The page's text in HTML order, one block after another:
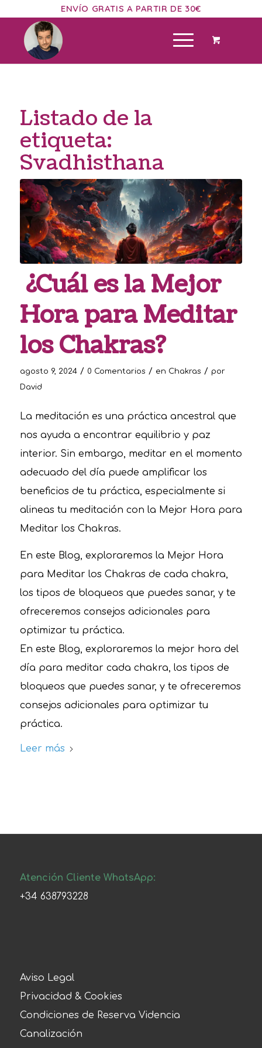
ENVÍO GRATIS A PARTIR DE 30€
Listado de la
etiqueta:
Svadhisthana
¿Cuál es la Mejor
Hora para Meditar
los Chakras?
agosto 9, 2024 / 0 Comentarios / en Chakras / por
David
La meditación es una práctica ancestral que
nos ayuda a encontrar equilibrio y paz
interior. Sin embargo, meditar en el momento
adecuado del día puede amplificar los
beneficios de tu práctica, especialmente si
alineas tu meditación con la Mejor Hora para
Meditar los Chakras.
En este Blog, exploraremos la Mejor Hora
para Meditar los Chakras de cada chakra,
los tipos de bloqueos que puedes sanar, y te
ofreceremos consejos adicionales para
optimizar tu práctica.
En este Blog, exploraremos la mejor hora del
día para meditar cada chakra, los tipos de
bloqueos que puedes sanar, y te ofreceremos
consejos adicionales para optimizar tu
práctica.
Leer más
Atención Cliente WhatsApp:
+34 638793228
Aviso Legal
Privacidad & Cookies
Condiciones de Reserva Videncia
Canalización